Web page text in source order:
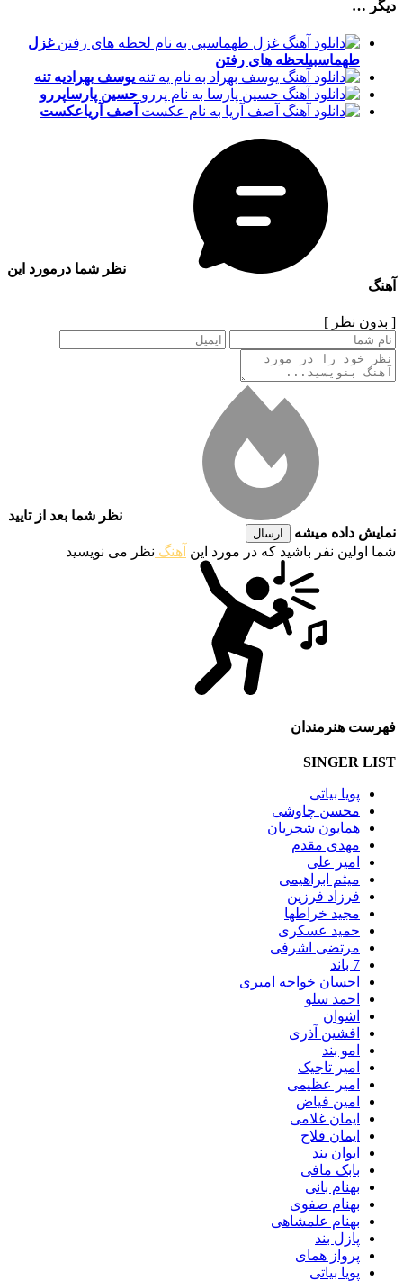
دیگر …
غزل
طهماسبیلحظه های رفتن
یوسف بهرادیه تنه
حسین پارساپررو
آصف آریاعکست
نظر شما درمورد این
آهنگ
[ بدون نظر ]
نظر شما بعد از تایید
نمایش داده میشه
ارسال
شما اولین نفر باشید که در مورد این آهنگ نظر می نویسید
فهرست هنرمندان
SINGER LIST
پویا بیاتی
محسن چاوشی
همایون شجریان
مهدی مقدم
امیر علی
میثم ابراهیمی
فرزاد فرزین
مجید خراطها
حمید عسکری
مرتضی اشرفی
7 باند
احسان خواجه امیری
احمد سلو
اشوان
افشین آذری
امو بند
امیر تاجیک
امیر عظیمی
امین فیاض
ایمان غلامی
ایمان فلاح
ایوان بند
بابک مافی
بهنام بانی
بهنام صفوی
بهنام علمشاهی
پازل بند
پرواز همای
پویا بیاتی